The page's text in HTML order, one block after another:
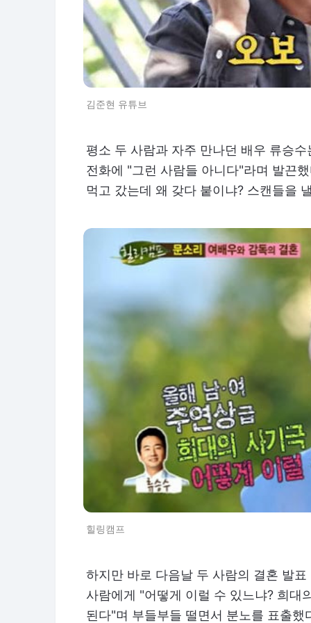
김준현 유튜브
평소 두 사람과 자주 만나던 배우 류승
전화에 "그런 사람들 아니다"라며 발끈
먹고 갔는데 왜 갖다 붙이냐? 스캔들을
힐링캠프
하지만 바로 다음날 두 사람의 결혼 발
사람에게 "어떻게 이럴 수 있느냐? 희대
된다"며 부들부들 떨면서 분노를 표출했